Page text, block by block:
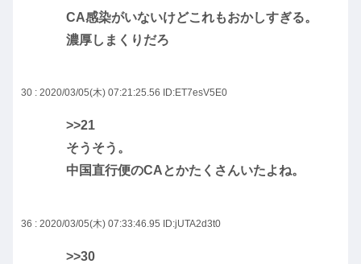
CA感染がいないけどこれもおかしすぎる。
濃厚しまくりだろ
30 : 2020/03/05(木) 07:21:25.56 ID:ET7esV5E0
>>21
そうそう。
中国直行便のCAとかたくさんいたよね。
36 : 2020/03/05(木) 07:33:46.95 ID:jUTA2d3t0
>>30